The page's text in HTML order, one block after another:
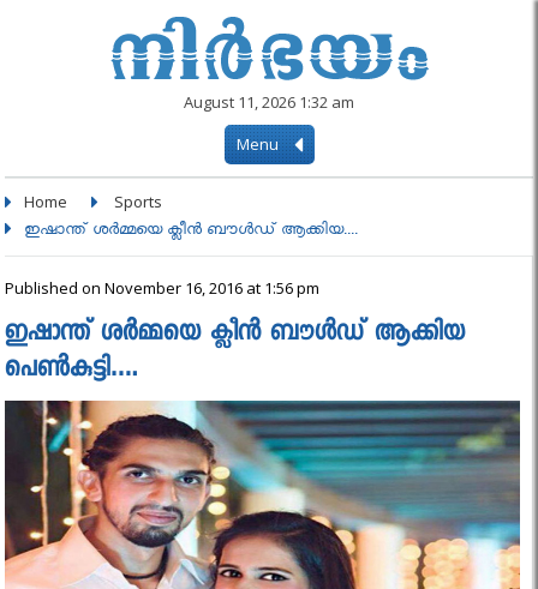
August 11, 2026 1:32 am
Menu
Home Sports
ഇഷാന്ത് ശര്‍മ്മയെ ക്ലീന്‍ ബൗള്‍ഡ് ആക്കിയ....
Published on November 16, 2016 at 1:56 pm
ഇഷാന്ത് ശര്‍മ്മയെ ക്ലീന്‍ ബൗള്‍ഡ് ആക്കിയ
പെണ്‍കുട്ടി….